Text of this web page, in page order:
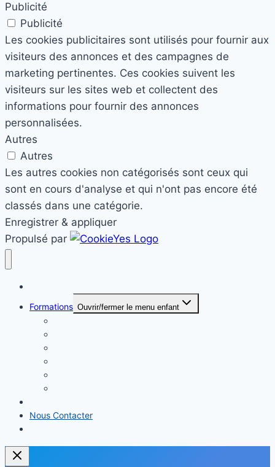
Publicité
Publicité
Les cookies publicitaires sont utilisés pour fournir aux
visiteurs des annonces et des campagnes de
marketing pertinentes. Ces cookies suivent les
visiteurs sur les sites web et collectent des
informations pour fournir des annonces
personnalisées.
Autres
Autres
Les autres cookies non catégorisés sont ceux qui
sont en cours d'analyse et qui n'ont pas encore été
classés dans une catégorie.
Enregistrer & appliquer
Propulsé par
Formations Ouvrir/fermer le menu enfant
Nous Contacter